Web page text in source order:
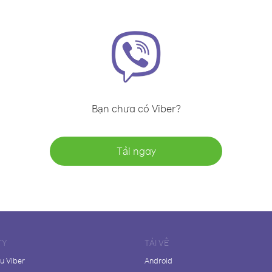
Bạn chưa có Viber?
Tải ngay
Viber
TẢI VỀ
Android